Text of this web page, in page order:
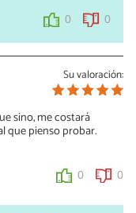
0 0
Su valoración:
sino, me costará
que pienso probar.
0 0